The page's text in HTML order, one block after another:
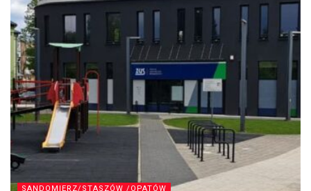
SANDOMIERZ/STASZÓW /OPATÓW